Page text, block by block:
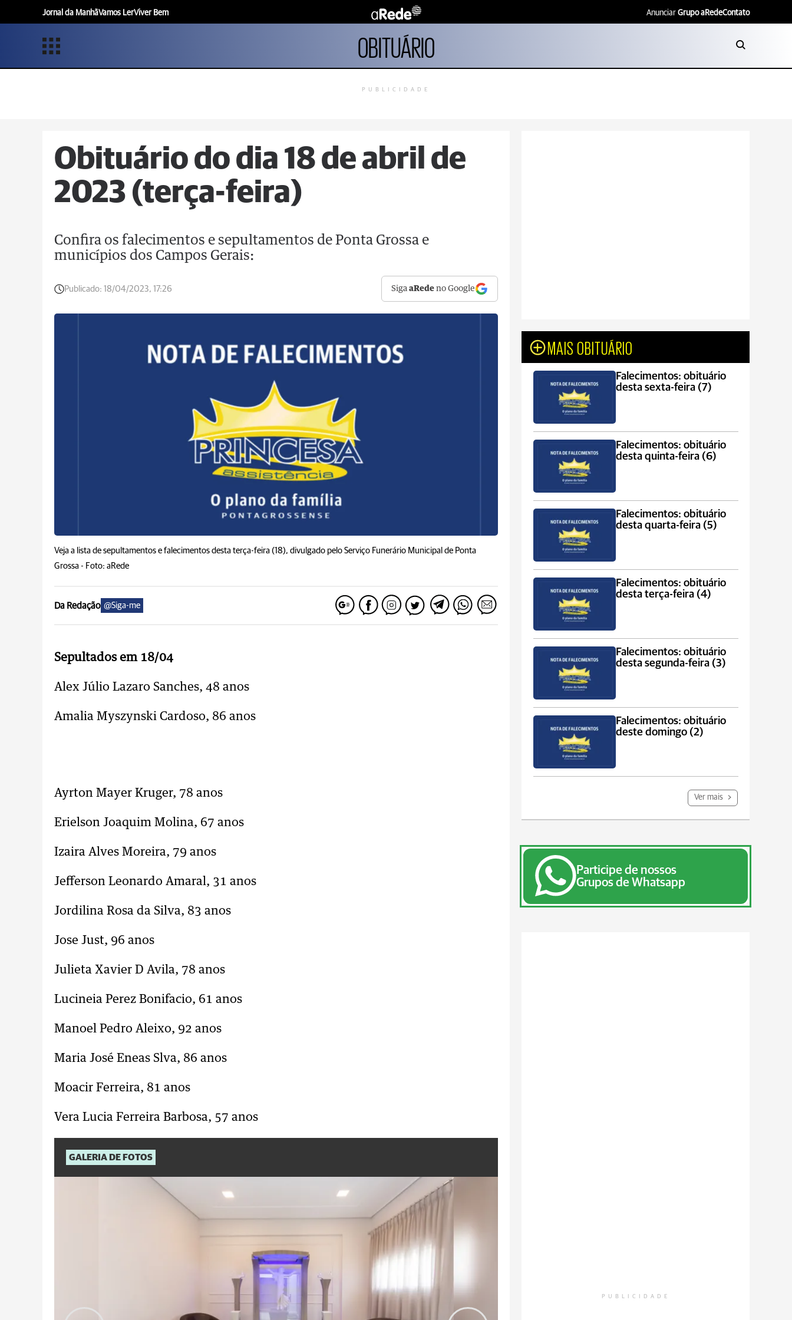
Jornal da ManhãVamos LerViver Bem Anunciar Grupo aRedeContato
OBITUÁRIO
PUBLICIDADE
Obituário do dia 18 de abril de
2023 (terça-feira)
Confira os falecimentos e sepultamentos de Ponta Grossa e
municípios dos Campos Gerais:
Publicado: 18/04/2023, 17:26 SigaaRede no Google
Veja a lista de sepultamentos e falecimentos desta terça-feira (18), divulgado pelo Serviço Funerário Municipal de Ponta
Grossa - Foto: aRede
Da Redação @Siga-me
Sepultados em 18/04
Alex Júlio Lazaro Sanches, 48 anos
Amalia Myszynski Cardoso, 86 anos
Ayrton Mayer Kruger, 78 anos
Erielson Joaquim Molina, 67 anos
Izaira Alves Moreira, 79 anos
Jefferson Leonardo Amaral, 31 anos
Jordilina Rosa da Silva, 83 anos
Jose Just, 96 anos
Julieta Xavier D Avila, 78 anos
Lucineia Perez Bonifacio, 61 anos
Manoel Pedro Aleixo, 92 anos
Maria José Eneas Slva, 86 anos
Moacir Ferreira, 81 anos
Vera Lucia Ferreira Barbosa, 57 anos
GALERIA DE FOTOS
MAIS OBITUÁRIO
Falecimentos: obituário
desta sexta-feira (7)
Falecimentos: obituário
desta quinta-feira (6)
Falecimentos: obituário
desta quarta-feira (5)
Falecimentos: obituário
desta terça-feira (4)
Falecimentos: obituário
desta segunda-feira (3)
Falecimentos: obituário
deste domingo (2)
Ver mais
Participe de nossos
Grupos de Whatsapp
PUBLICIDADE